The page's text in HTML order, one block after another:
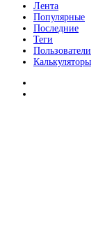
Лента
Популярные
Последние
Теги
Пользователи
Калькуляторы